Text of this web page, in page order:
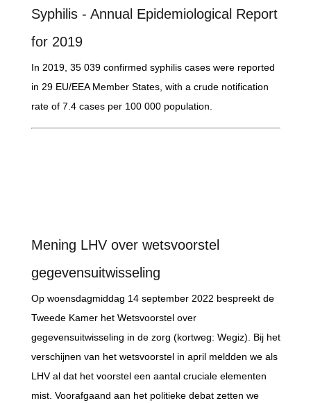
Syphilis - Annual Epidemiological Report
for 2019
In 2019, 35 039 confirmed syphilis cases were reported
in 29 EU/EEA Member States, with a crude notification
rate of 7.4 cases per 100 000 population.
Mening LHV over wetsvoorstel
gegevensuitwisseling
Op woensdagmiddag 14 september 2022 bespreekt de
Tweede Kamer het Wetsvoorstel over
gegevensuitwisseling in de zorg (kortweg: Wegiz). Bij het
verschijnen van het wetsvoorstel in april meldden we als
LHV al dat het voorstel een aantal cruciale elementen
mist. Voorafgaand aan het politieke debat zetten we